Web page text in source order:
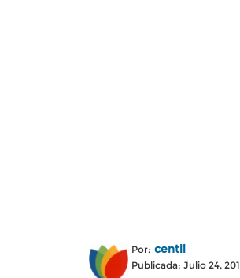
Por: centli
Publicada: Julio 24,